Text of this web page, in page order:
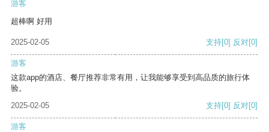
游客
超棒啊 好用
2025-02-05 支持[0] 反对[0]
游客
这款app的酒店、餐厅推荐非常有用，让我能够享受到高品质的旅行体
验。
2025-02-05
支持[0] 反对[0]
游客